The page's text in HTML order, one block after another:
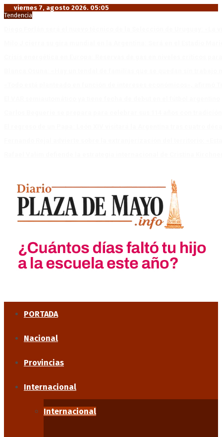
viernes 7, agosto 2026. 05:05
Tendencia
PORTADA
Nacional
Provincias
Internacional
Internacional